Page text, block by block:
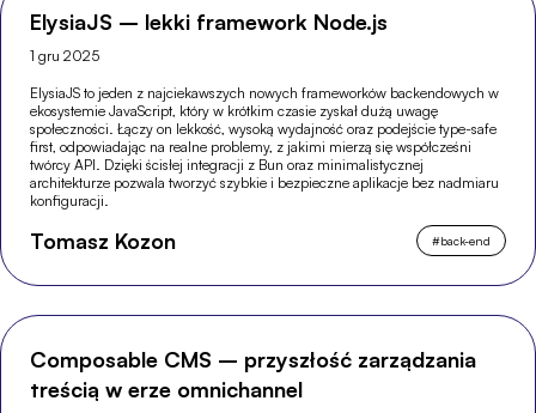
ElysiaJS – lekki framework Node.js
1 gru 2025
ElysiaJS to jeden z najciekawszych nowych frameworków backendowych w
ekosystemie JavaScript, który w krótkim czasie zyskał dużą uwagę
społeczności. Łączy on lekkość, wysoką wydajność oraz podejście type-safe
first, odpowiadając na realne problemy, z jakimi mierzą się współcześni
twórcy API. Dzięki ścisłej integracji z Bun oraz minimalistycznej
architekturze pozwala tworzyć szybkie i bezpieczne aplikacje bez nadmiaru
konfiguracji.
Tomasz Kozon #back-end
Composable CMS – przyszłość zarządzania
treścią w erze omnichannel